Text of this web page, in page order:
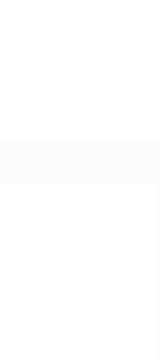
z 5 hvězdiček.
z 5 hvězdiček.